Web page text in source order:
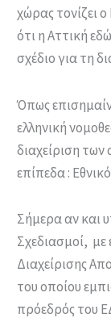
χώρας τονίζει
ότι η Αττική
σχέδιο για τη
Όπως
ελληνική
διαχείριση
επίπεδα :
Σήμερα αν και
Σχεδιασμοί, με
Διαχείρισης
του οποίου
πρόεδρός του